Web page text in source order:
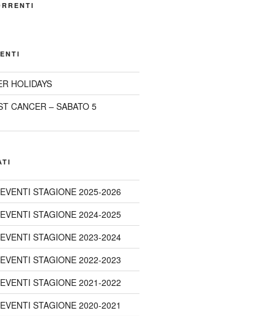
HOLIDAYS
CANCER – SABATO 5
STAGIONE 2025-2026
STAGIONE 2024-2025
STAGIONE 2023-2024
STAGIONE 2022-2023
STAGIONE 2021-2022
STAGIONE 2020-2021